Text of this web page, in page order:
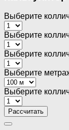
Выберите
Выберите
Выберите
Выберите
Выберите